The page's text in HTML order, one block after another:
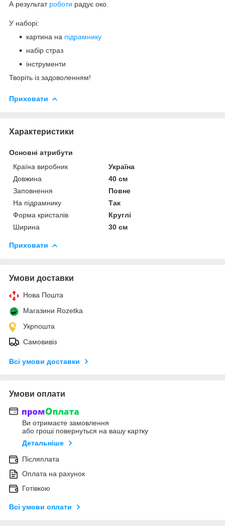
А результат роботи радує око.
У наборі:
картина на підрамнику
набір страз
інструменти
Творіть із задоволенням!
Приховати
Характеристики
Основні атрибути
Країна виробник
Україна
Довжина
40 см
Заповнення
Повне
На підрамнику
Так
Форма кристалів
Круглі
Ширина
30 см
Приховати
Умови доставки
Нова Пошта
Магазини Rozetka
Укрпошта
Самовивіз
Всі умови доставки
Умови оплати
Ви отримаєте замовлення
або гроші повернуться на вашу картку
Детальніше
Післяплата
Оплата на рахунок
Готівкою
Всі умови оплати